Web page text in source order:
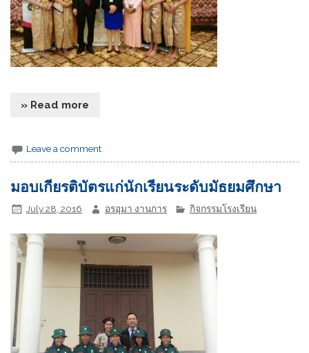
» Read more
Leave a comment
มอบเกียรติบัตรแก่นักเรียนระดับมัธยมศึกษา
July 28, 2016 อรอุมา งานการ กิจกรรมโรงเรียน